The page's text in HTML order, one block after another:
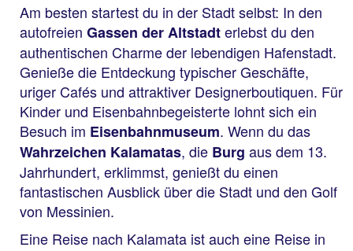
Am besten startest du in der Stadt selbst: In den
autofreien Gassen der Altstadterlebst du den
authentischen Charme der lebendigen Hafenstadt.
Genieße die Entdeckung typischer Geschäfte,
uriger Cafés und attraktiver Designerboutiquen. Für
Kinder und Eisenbahnbegeisterte lohnt sich ein
Besuch im Eisenbahnmuseum. Wenn du das
Wahrzeichen Kalamatas, die Burg aus dem 13.
Jahrhundert, erklimmst, genießt du einen
fantastischen Ausblick über die Stadt und den Golf
von Messinien.
Eine Reise nach Kalamata ist auch eine Reise in